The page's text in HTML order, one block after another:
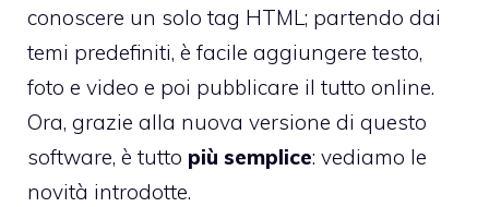
conoscere un solo tag HTML; partendo dai
temi predefiniti, è facile aggiungere testo,
foto e video e poi pubblicare il tutto online.
Ora, grazie alla nuova versione di questo
software, è tutto più semplice: vediamo le
novità introdotte.